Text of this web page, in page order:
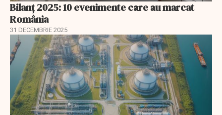
Bilanț 2025: 10 evenimente care au marcat
România
31 DECEMBRIE 2025